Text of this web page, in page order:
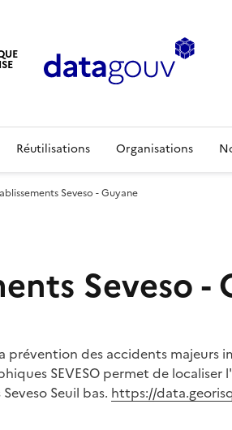
Réutilisations Organisations
Seveso - Guyane
Seveso -
prévention des accidents majeurs
SEVESO permet de
Seuil bas. https://